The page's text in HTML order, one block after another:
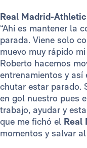
Real Madrid-
“Ahí es mantener la
parada. Viene solo
muevo muy rápido
Roberto hacemos
entrenamientos y así
chutar estar parado.
en gol nuestro pues
trabajo, ayudar y
que me fichó el Real
momentos y salvar al